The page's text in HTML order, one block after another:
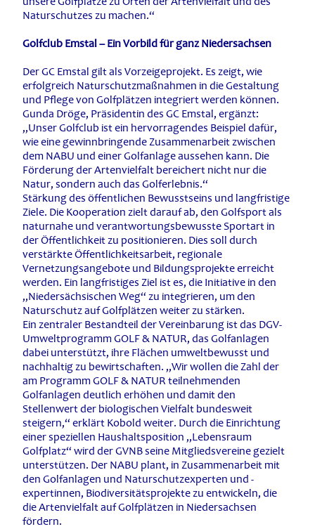
Naturschutzes zu machen.“
Golfclub Emstal – Ein Vorbild für ganz Niedersachsen
Der GC Emstal gilt als Vorzeigeprojekt. Es zeigt, wie
erfolgreich Naturschutzmaßnahmen in die Gestaltung
und Pflege von Golfplätzen integriert werden können.
Gunda Dröge, Präsidentin des GC Emstal, ergänzt:
„Unser Golfclub ist ein hervorragendes Beispiel dafür,
wie eine gewinnbringende Zusammenarbeit zwischen
dem NABU und einer Golfanlage aussehen kann. Die
Förderung der Artenvielfalt bereichert nicht nur die
Natur, sondern auch das Golferlebnis.“
Stärkung des öffentlichen Bewusstseins und langfristige
Ziele. Die Kooperation zielt darauf ab, den Golfsport als
naturnahe und verantwortungsbewusste Sportart in
der Öffentlichkeit zu positionieren. Dies soll durch
verstärkte Öffentlichkeitsarbeit, regionale
Vernetzungsangebote und Bildungsprojekte erreicht
werden. Ein langfristiges Ziel ist es, die Initiative in den
„Niedersächsischen Weg“ zu integrieren, um den
Naturschutz auf Golfplätzen weiter zu stärken.
Ein zentraler Bestandteil der Vereinbarung ist das DGV-
Umweltprogramm GOLF & NATUR, das Golfanlagen
dabei unterstützt, ihre Flächen umweltbewusst und
nachhaltig zu bewirtschaften. „Wir wollen die Zahl der
am Programm GOLF & NATUR teilnehmenden
Golfanlagen deutlich erhöhen und damit den
Stellenwert der biologischen Vielfalt bundesweit
steigern,“ erklärt Kobold weiter. Durch die Einrichtung
einer speziellen Haushaltsposition „Lebensraum
Golfplatz“ wird der GVNB seine Mitgliedsvereine gezielt
unterstützen. Der NABU plant, in Zusammenarbeit mit
den Golfanlagen und Naturschutzexperten und -
expertinnen, Biodiversitätsprojekte zu entwickeln, die
die Artenvielfalt auf Golfplätzen in Niedersachsen
fördern.